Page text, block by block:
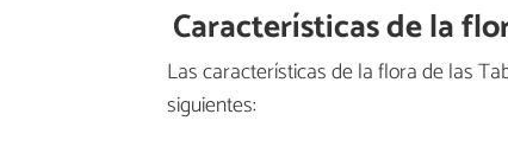
Características de la
Las características de la flora de las
siguientes: